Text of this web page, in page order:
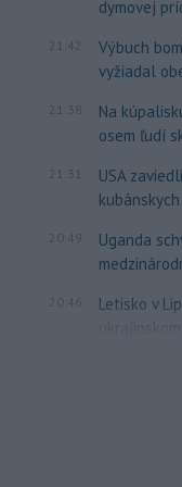
dymovej
21:42
Výbuch
vyžiadal
21:38
Na
osem ľudí
21:31
USA
20:49
Uganda
Letisko v